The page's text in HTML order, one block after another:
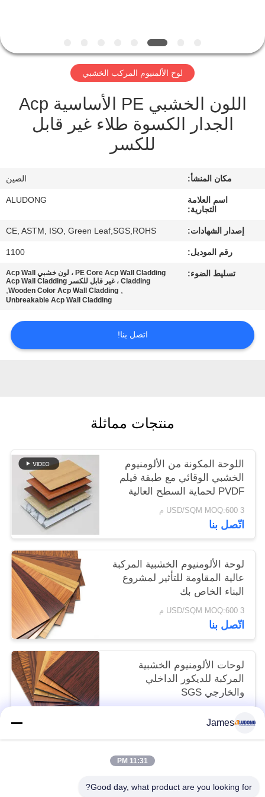
اتصل
أخبار
اطلب
اقتباس
خريطة
الموقع
الخصوصية
لوح الألمنيوم المركب الخشبي
اللون الخشبي PE الأساسية Acp
الجدار الكسوة طلاء غير قابل
للكسر
مكان المنشأ: الصين
اسم العلامة
التجارية:
ALUDONG
إصدار الشهادات: CE, ASTM, ISO, Green Leaf,SGS,ROHS
رقم الموديل: 1100
تسليط الضوء:
PE Core Acp Wall Cladding ، لون خشبي Acp Wall
Cladding ، غير قابل للكسر Acp Wall Cladding
,
Wooden Color Acp Wall Cladding
,
Unbreakable Acp Wall Cladding
اتصل بنا!
منتجات مماثلة
اللوحة المكونة من الألومنيوم
الخشبي الوقائي مع طبقة فيلم
PVDF لحماية السطح العالية
3 USD/SQM MOQ:600 م
اتّصل بنا
لوحة الألومنيوم الخشبية المركبة
عالية المقاومة للتأثير لمشروع
البناء الخاص بك
3 USD/SQM MOQ:600 م
اتّصل بنا
لوحات الألومنيوم الخشبية
المركبة للديكور الداخلي
والخارجي SGS
اتّصل بنا
James
11:31 PM
Good day, what product are you looking for?